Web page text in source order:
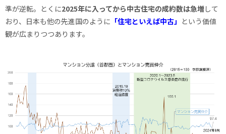
準が逆転。とくに2025年に入ってから中古住宅の成約数は急増して
おり、日本も他の先進国のように 「住宅といえば中古」 という価値
観が広まりつつあります。